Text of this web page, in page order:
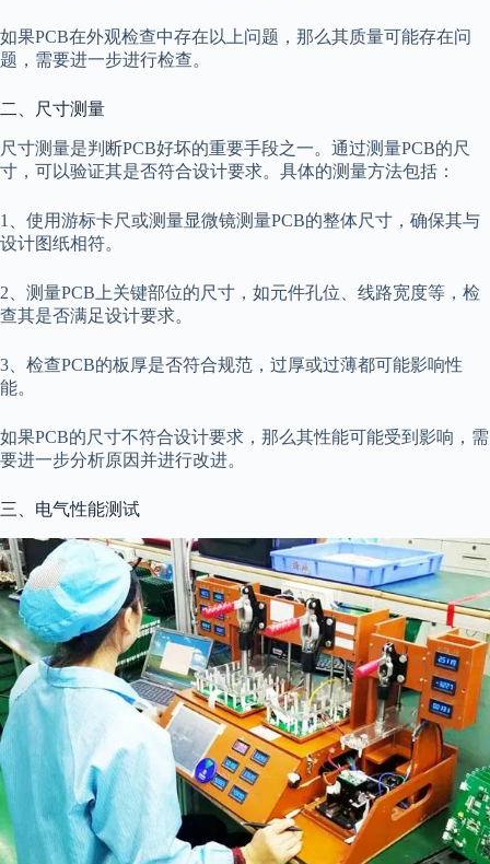
如果PCB在外观检查中存在以上问题，那么其质量可能存在问
题，需要进一步进行检查。
二、尺寸测量
尺寸测量是判断PCB好坏的重要手段之一。通过测量PCB的尺
寸，可以验证其是否符合设计要求。具体的测量方法包括：
1、使用游标卡尺或测量显微镜测量PCB的整体尺寸，确保其与
设计图纸相符。
2、测量PCB上关键部位的尺寸，如元件孔位、线路宽度等，检
查其是否满足设计要求。
3、检查PCB的板厚是否符合规范，过厚或过薄都可能影响性
能。
如果PCB的尺寸不符合设计要求，那么其性能可能受到影响，需
要进一步分析原因并进行改进。
三、电气性能测试